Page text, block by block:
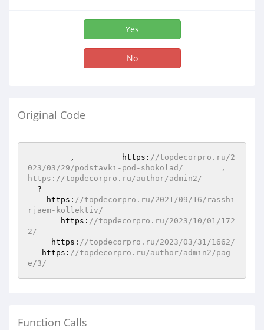
Yes
No
Original Code
         ,          https:
//topdecorpro.ru/2
023/03/29/podstavki-pod-shokolad/        ,
https://topdecorpro.ru/author/admin2/
    https:
//topdecorpro.ru/2021/09/16/rasshi
rjaem-kollektiv/
       https:
//topdecorpro.ru/2023/10/01/172
2/
     https:
   https:
//topdecorpro.ru/author/admin2/pag
e/3/
Function Calls